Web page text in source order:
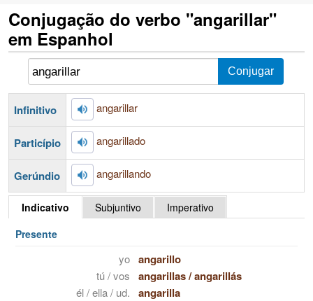
Conjugação do verbo "angarillar"
em Espanhol
Infinitivo angarillar
Particípio angarillado
Gerúndio angarillando
Indicativo Subjuntivo
Imperativo
Presente
yo angarillo
tú / vos angarillas/angarillás
él / ella / ud. angarilla